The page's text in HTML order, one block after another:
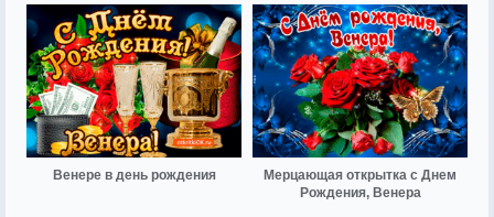
Венере в день рождения
Мерцающая открытка с Днем
Рождения, Венера